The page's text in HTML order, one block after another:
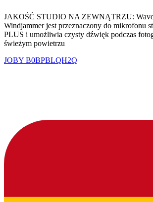
JAKOŚĆ STUDIO NA ZEWNĄTRZU:
Windjammer jest przeznaczony do mikrofonu
PLUS i umożliwia czysty dźwięk podczas
świeżym powietrzu
JOBY B0BPBLQH2Q